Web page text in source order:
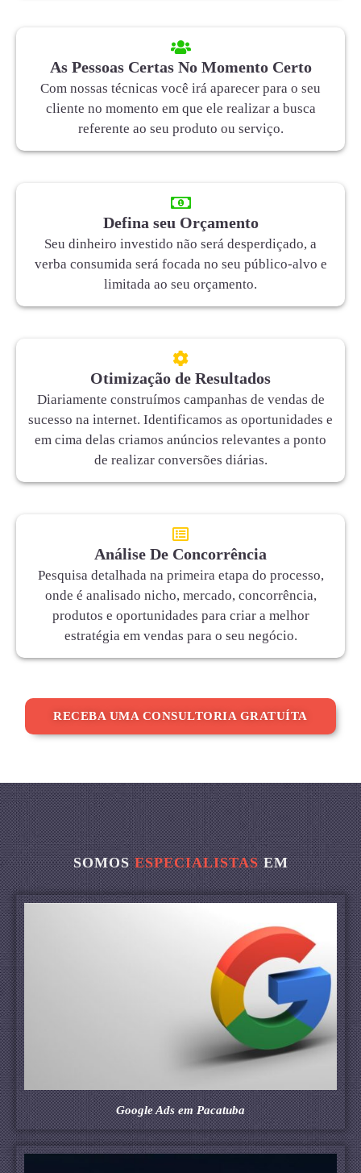
As Pessoas Certas No Momento Certo
Com nossas técnicas você irá aparecer para o seu
cliente no momento em que ele realizar a busca
referente ao seu produto ou serviço.
Defina seu Orçamento
Seu dinheiro investido não será desperdiçado, a
verba consumida será focada no seu público-alvo e
limitada ao seu orçamento.
Otimização de Resultados
Diariamente construímos campanhas de vendas de
sucesso na internet. Identificamos as oportunidades e
em cima delas criamos anúncios relevantes a ponto
de realizar conversões diárias.
Análise De Concorrência
Pesquisa detalhada na primeira etapa do processo,
onde é analisado nicho, mercado, concorrência,
produtos e oportunidades para criar a melhor
estratégia em vendas para o seu negócio.
RECEBA UMA CONSULTORIA GRATUÍTA
SOMOSESPECIALISTASEM
Google Ads em Pacatuba